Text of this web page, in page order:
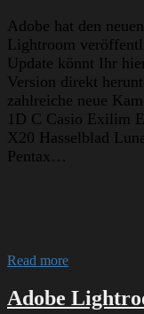
Adobe hat den
Lightroom
Update könnt Ihr
Version direkt
zahlreiche neue
1D C Casio Exilim
X20 Hasselblad
Pentax…
Read more
Adobe